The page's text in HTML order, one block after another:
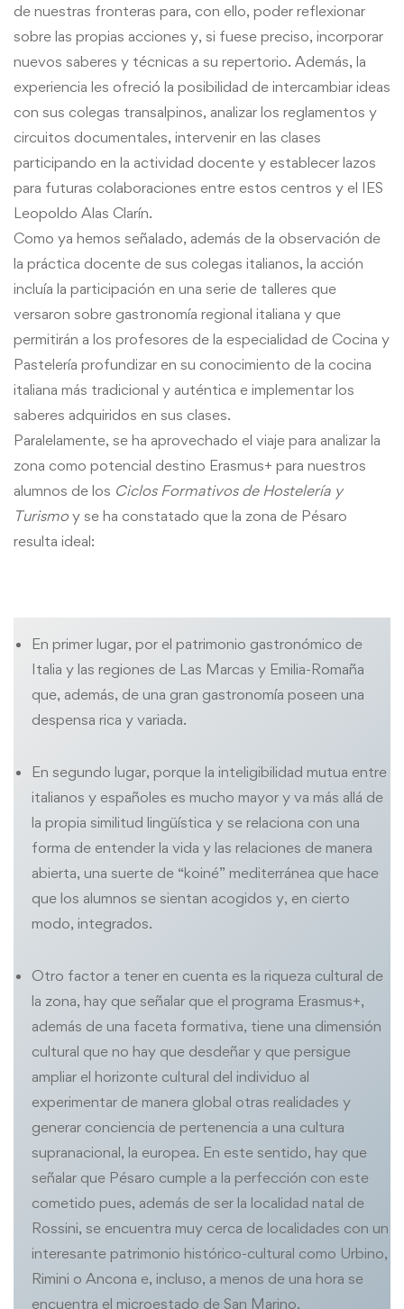
de nuestras fronteras para, con ello, poder reflexionar
sobre las propias acciones y, si fuese preciso, incorporar
nuevos saberes y técnicas a su repertorio. Además, la
experiencia les ofreció la posibilidad de intercambiar ideas
con sus colegas transalpinos, analizar los reglamentos y
circuitos documentales, intervenir en las clases
participando en la actividad docente y establecer lazos
para futuras colaboraciones entre estos centros y el IES
Leopoldo Alas Clarín.
Como ya hemos señalado, además de la observación de
la práctica docente de sus colegas italianos, la acción
incluía la participación en una serie de talleres que
versaron sobre gastronomía regional italiana y que
permitirán a los profesores de la especialidad de Cocina y
Pastelería profundizar en su conocimiento de la cocina
italiana más tradicional y auténtica e implementar los
saberes adquiridos en sus clases.
Paralelamente, se ha aprovechado el viaje para analizar la
zona como potencial destino Erasmus+ para nuestros
alumnos de los Ciclos Formativos de Hostelería y
Turismo y se ha constatado que la zona de Pésaro
resulta ideal:
En primer lugar, por el patrimonio gastronómico de
Italia y las regiones de Las Marcas y Emilia-Romaña
que, además, de una gran gastronomía poseen una
despensa rica y variada.
En segundo lugar, porque la inteligibilidad mutua entre
italianos y españoles es mucho mayor y va más allá de
la propia similitud lingüística y se relaciona con una
forma de entender la vida y las relaciones de manera
abierta, una suerte de “koiné” mediterránea que hace
que los alumnos se sientan acogidos y, en cierto
modo, integrados.
Otro factor a tener en cuenta es la riqueza cultural de
la zona, hay que señalar que el programa Erasmus+,
además de una faceta formativa, tiene una dimensión
cultural que no hay que desdeñar y que persigue
ampliar el horizonte cultural del individuo al
experimentar de manera global otras realidades y
generar conciencia de pertenencia a una cultura
supranacional, la europea. En este sentido, hay que
señalar que Pésaro cumple a la perfección con este
cometido pues, además de ser la localidad natal de
Rossini, se encuentra muy cerca de localidades con un
interesante patrimonio histórico-cultural como Urbino,
Rimini o Ancona e, incluso, a menos de una hora se
encuentra el microestado de San Marino.